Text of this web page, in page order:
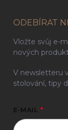
ODEBÍRAT
Vložte svůj e-
nových
V newsletteru
stolování, tipy
E-MAIL